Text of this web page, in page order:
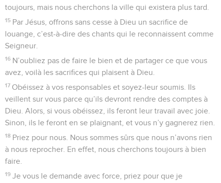
toujours, mais nous cherchons la ville qui existera plus tard.
15 Par Jésus, offrons sans cesse à Dieu un sacrifice de
louange, c’est-à-dire des chants qui le reconnaissent comme
Seigneur.
16 N’oubliez pas de faire le bien et de partager ce que vous
avez, voilà les sacrifices qui plaisent à Dieu.
17 Obéissez à vos responsables et soyez-leur soumis. Ils
veillent sur vous parce qu’ils devront rendre des comptes à
Dieu. Alors, si vous obéissez, ils feront leur travail avec joie.
Sinon, ils le feront en se plaignant, et vous n’y gagnerez rien.
18 Priez pour nous. Nous sommes sûrs que nous n’avons rien
à nous reprocher. En effet, nous cherchons toujours à bien
faire.
19 Je vous le demande avec force, priez pour que je